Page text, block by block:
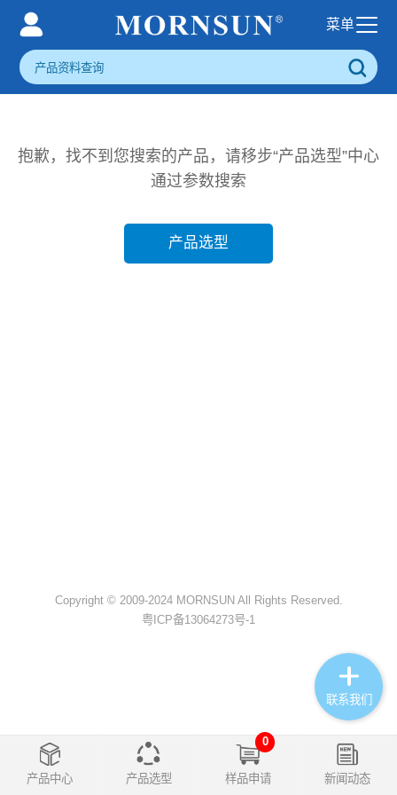
抱歉，找不到您搜索的产品，请移步“产品选型”中心
通过参数搜索
产品选型
产品中心 产品选型
0
样品申请 新闻动态
Copyright © 2009-2024 MORNSUN All Rights Reserved.
粤ICP备13064273号-1
联系我们